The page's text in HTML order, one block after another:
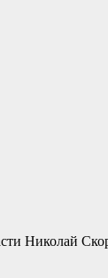
Николай